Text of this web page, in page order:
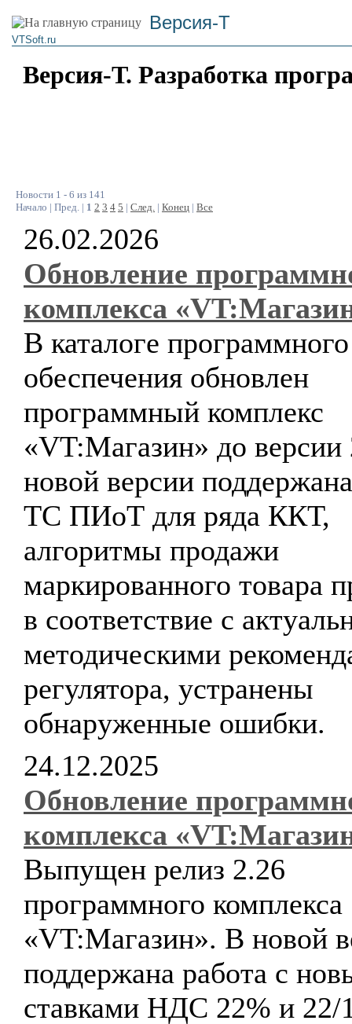
Версия-Т
VTSoft.ru
Версия-Т. Разработка
Новости 1 - 6 из 141
Начало | Пред. | 1 2 3 4 5 | След. | Конец | Все
26.02.2026
Обновление
комплекса
В каталоге программного
обеспечения обновлен
программный комплекс
«VT:Магазин» до
новой версии
ТС ПИоТ для ряда ККТ,
алгоритмы продажи
маркированного товара
в соответствие с
методическими
регулятора, устранены
обнаруженные ошибки.
24.12.2025
Обновление
комплекса
Выпущен релиз 2.26
программного комплекса
«VT:Магазин». В новой
поддержана работа с
ставками НДС 22% и 22/